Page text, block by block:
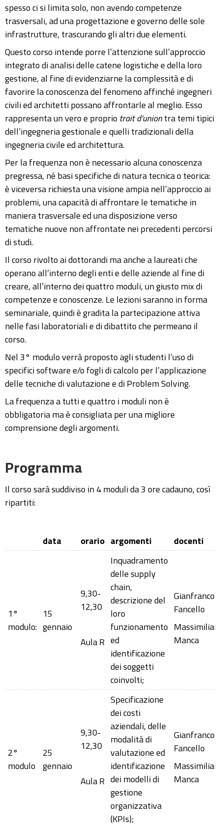
spesso ci si limita solo, non avendo competenze
trasversali, ad una progettazione e governo delle sole
infrastrutture, trascurando gli altri due elementi.
Questo corso intende porre l’attenzione sull’approccio
integrato di analisi delle catene logistiche e della loro
gestione, al fine di evidenziarne la complessità e di
favorire la conoscenza del fenomeno affinché ingegneri
civili ed architetti possano affrontarle al meglio. Esso
rappresenta un vero e proprio trait d’uniontra temi tipici
dell’ingegneria gestionale e quelli tradizionali della
ingegneria civile ed architettura.
Per la frequenza non è necessario alcuna conoscenza
pregressa, né basi specifiche di natura tecnica o teorica:
è viceversa richiesta una visione ampia nell’approccio ai
problemi, una capacità di affrontare le tematiche in
maniera trasversale ed una disposizione verso
tematiche nuove non affrontate nei precedenti percorsi
di studi.
Il corso rivolto ai dottorandi ma anche a laureati che
operano all’interno degli enti e delle aziende al fine di
creare, all’interno dei quattro moduli, un giusto mix di
competenze e conoscenze. Le lezioni saranno in forma
seminariale, quindi è gradita la partecipazione attiva
nelle fasi laboratoriali e di dibattito che permeano il
corso.
Nel 3° modulo verrà proposto agli studenti l’uso di
specifici software e/o fogli di calcolo per l’applicazione
delle tecniche di valutazione e di Problem Solving.
La frequenza a tutti e quattro i moduli non è
obbligatoria ma è consigliata per una migliore
comprensione degli argomenti.
Programma
Il corso sarà suddiviso in 4 moduli da 3 ore cadauno, così
ripartiti:
data orario argomenti docenti
1°
modulo:
15
gennaio
9,30-
12,30
Aula R
Inquadramento
delle supply
chain,
descrizione del
loro
funzionamento
ed
identificazione
dei soggetti
coinvolti;
Gianfranco
Fancello
Manca
2°
modulo
25
gennaio
9,30-
12,30
Aula R
Specificazione
dei costi
aziendali, delle
modalità di
valutazione ed
identificazione
dei modelli di
gestione
organizzativa
(KPIs);
Gianfranco
Fancello
Manca